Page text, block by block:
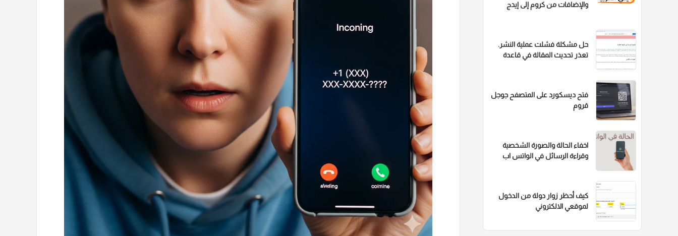
والإضافات من كروم إلى إيدج
حل مشكلة فشلت عملية النشر.
تعذر تحديث المقالة في قاعدة
فتح ديسكورد على المتصفح جوجل
قروم
اخفاء الحالة والصورة الشخصية
وقراءة الرسائل في الواتس اب
كيف أحظر زوار دولة من الدخول
لموقعي الالكتروني